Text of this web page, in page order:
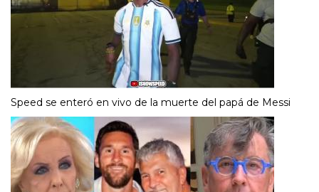
Speed se enteró en vivo de la muerte del papá de Messi